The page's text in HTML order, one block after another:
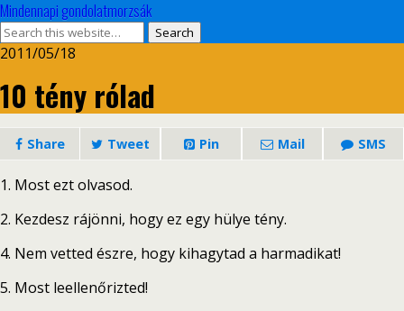
Mindennapi gondolatmorzsák
2011/05/18
10 tény rólad
Share Tweet Pin Mail SMS
1. Most ezt olvasod.
2. Kezdesz rájönni, hogy ez egy hülye tény.
4. Nem vetted észre, hogy kihagytad a harmadikat!
5. Most leellenőrizted!